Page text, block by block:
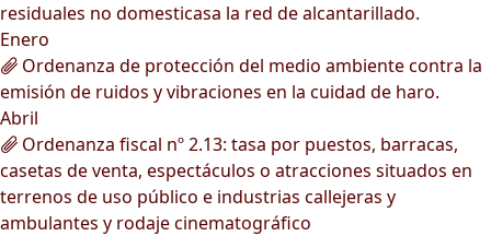
residuales no domesticasa la red de alcantarillado.
Enero
Ordenanza de protección del medio ambiente contra la
emisión de ruidos y vibraciones en la cuidad de haro.
Abril
Ordenanza fiscal nº 2.13: tasa por puestos, barracas,
casetas de venta, espectáculos o atracciones situados en
terrenos de uso público e industrias callejeras y
ambulantes y rodaje cinematográfico